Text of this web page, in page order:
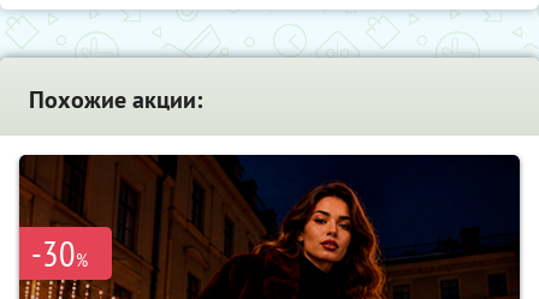
Похожие акции:
-30%